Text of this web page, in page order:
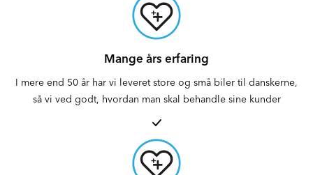
Mange års erfaring
I mere end 50 år har vi leveret store og små biler til danskerne,
så vi ved godt, hvordan man skal behandle sine kunder